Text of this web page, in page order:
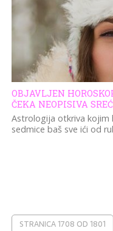
OBJAVLJEN
ČEKA NEOPISIVA
Astrologija otkriva kojim
sedmice baš sve ići od
STRANICA 1708 OD 1801